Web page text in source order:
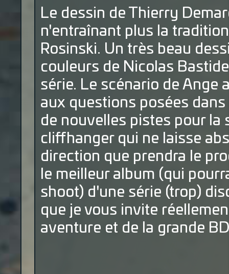
Le dessin de Thierry
n'entraînant plus la
Rosinski. Un très beau
couleurs de Nicolas
série. Le scénario de Ange
aux questions posées
de nouvelles pistes pour la
cliffhanger qui ne laisse
direction que prendra le
le meilleur album (qui
shoot) d'une série (trop)
que je vous invite
aventure et de la grande